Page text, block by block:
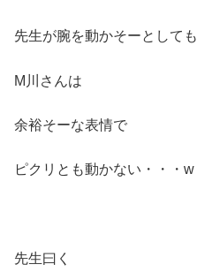
先生が腕を動かそーとしても
M川さんは
余裕そーな表情で
ピクリとも動かない・・・w
先生曰く